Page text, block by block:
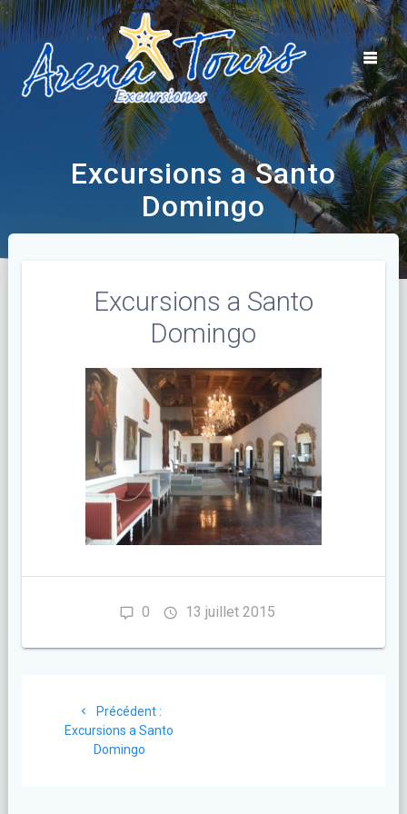
Skip
to
content
Excursions a Santo
Domingo
Excursions a Santo
Domingo
0 13 juillet 2015
l’article
Précédent :Article
précédent
Excursions a Santo
Domingo